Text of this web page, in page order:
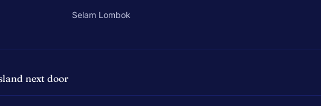
Selam Lombok
next door